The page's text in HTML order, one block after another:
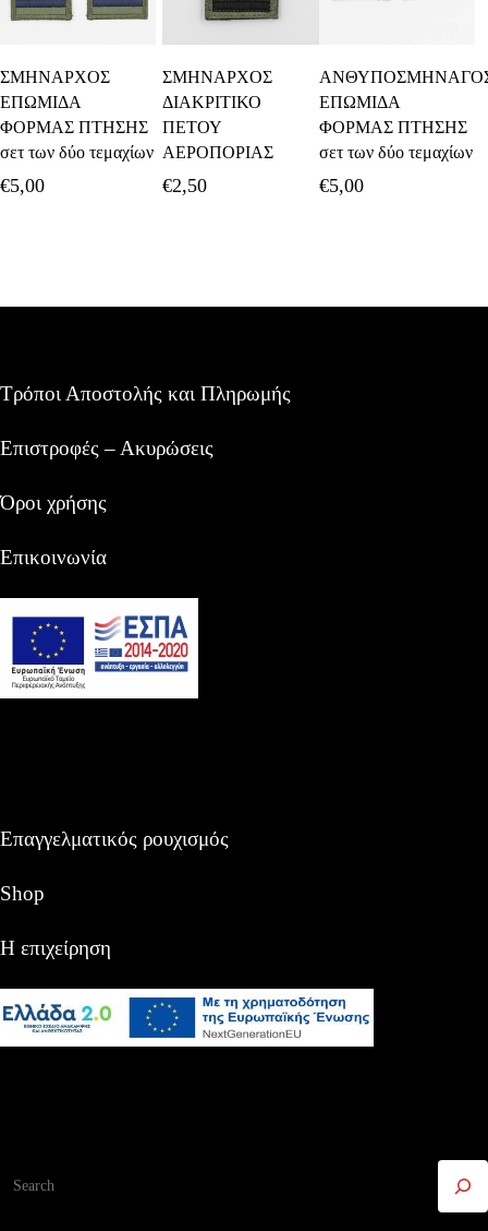
Καλάθι
ΣΜΗΝΑΡΧΟΣ
ΕΠΩΜΙΔΑ
ΦΟΡΜΑΣ ΠΤΗΣΗΣ
σετ των δύο τεμαχίων
€5,00
Καλάθι
ΣΜΗΝΑΡΧΟΣ
ΔΙΑΚΡΙΤΙΚΟ
ΠΕΤΟΥ
ΑΕΡΟΠΟΡΙΑΣ
€2,50
Καλάθι
ΕΠΩΜΙΔΑ
ΦΟΡΜΑΣ ΠΤΗΣΗΣ
σετ των δύο τεμαχίων
€5,00
Τρόποι Αποστολής και Πληρωμής
Επιστροφές – Ακυρώσεις
Όροι χρήσης
Επικοινωνία
Επαγγελματικός ρουχισμός
Shop
Η επιχείρηση